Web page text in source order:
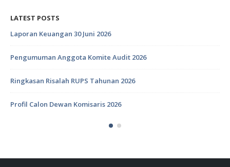
LATEST POSTS
Laporan Keuangan 30 Juni 2026
Pengumuman Anggota Komite Audit 2026
Ringkasan Risalah RUPS Tahunan 2026
Profil Calon Dewan Komisaris 2026